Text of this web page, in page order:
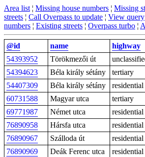
Area list ¦ Missing house numbers ¦ Missing
streets ¦ Call Overpass to update ¦ View query
numbers ¦ Existing streets ¦ Overpass turbo ¦
@id name highway
54393952
Törökmezői út
54394623
Béla király sétány tertiary
54407309
Béla király sétány residential
60731588
Magyar utca tertiary
69771987
Német utca
residential
76890958
Hársfa utca
residential
76890967
Szálloda út residential
76890969
Deák Ferenc utca
residential